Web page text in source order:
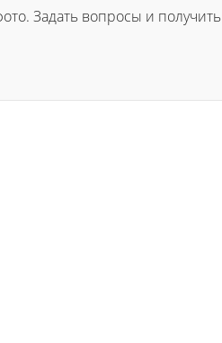
Задать вопросы и получить